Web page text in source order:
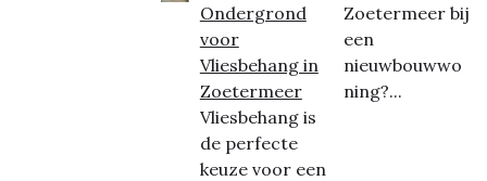
Ondergrond
voor
Vliesbehang in
Zoetermeer
Vliesbehang is
de perfecte
keuze voor een
Zoetermeer bij
een
nieuwbouwwo
ning?...